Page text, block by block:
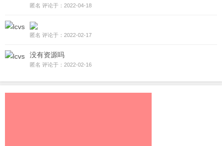
匿名 评论于：2022-04-18
匿名 评论于：2022-02-17
没有资源吗
匿名 评论于：2022-02-16